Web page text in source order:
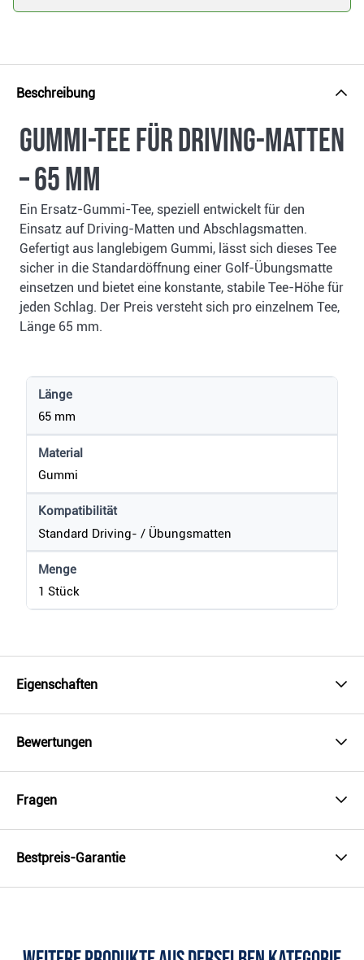
Beschreibung
Gummi-Tee für Driving-Matten
– 65 mm
Ein Ersatz-Gummi-Tee, speziell entwickelt für den
Einsatz auf Driving-Matten und Abschlagsmatten.
Gefertigt aus langlebigem Gummi, lässt sich dieses Tee
sicher in die Standardöffnung einer Golf-Übungsmatte
einsetzen und bietet eine konstante, stabile Tee-Höhe für
jeden Schlag. Der Preis versteht sich pro einzelnem Tee,
Länge 65 mm.
Länge
65 mm
Material
Gummi
Kompatibilität
Standard Driving- / Übungsmatten
Menge
1 Stück
Eigenschaften
Bewertungen
Fragen
Bestpreis-Garantie